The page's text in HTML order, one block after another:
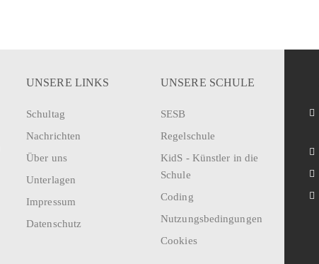
UNSERE LINKS
Schultag
Nachrichten
Über uns
Unterlagen
Impressum
Datenschutz
UNSERE SCHULE
SESB
Regelschule
KidS - Künstler in die
Schule
Coding
Nutzungsbedingungen
Cookies